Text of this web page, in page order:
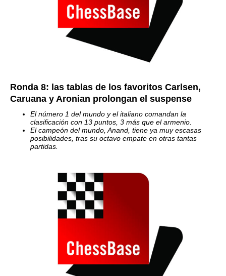
Ronda 8: las tablas de los favoritos Carlsen,
Caruana y Aronian prolongan el suspense
El número 1 del mundo y el italiano comandan la
clasificación con 13 puntos, 3 más que el armenio.
El campeón del mundo, Anand, tiene ya muy escasas
posibilidades, tras su octavo empate en otras tantas
partidas.